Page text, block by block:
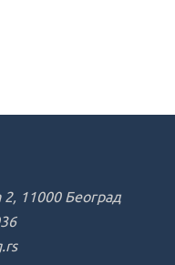
11000 Београд